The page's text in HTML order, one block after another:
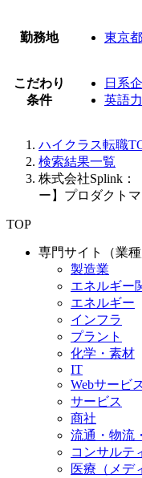
勤務地 東京都
こだわり
条件
日系
英語
ハイクラス転職
検索結果一覧
株式会社Splink：
ー】プロダクト
TOP
専門サイト（業種
製造業
エネルギー
エネルギー
インフラ
プラント
化学・素材
IT
Webサービ
サービス
商社
流通・物流
コンサルテ
医療（メデ